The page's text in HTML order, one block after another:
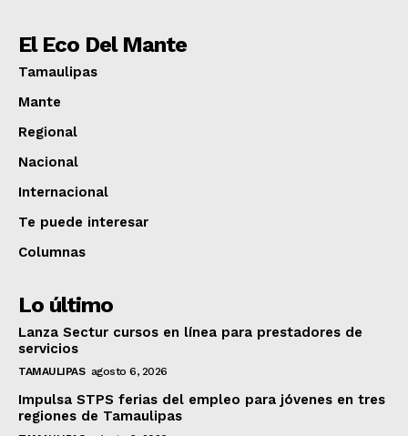
El Eco Del Mante
Tamaulipas
Mante
Regional
Nacional
Internacional
Te puede interesar
Columnas
Lo último
Lanza Sectur cursos en línea para prestadores de
servicios
TAMAULIPAS agosto 6, 2026
Impulsa STPS ferias del empleo para jóvenes en tres
regiones de Tamaulipas